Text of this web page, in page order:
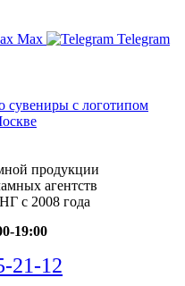
Max
Telegram
продукции
агентств
с 2008 года
19:00
21-12